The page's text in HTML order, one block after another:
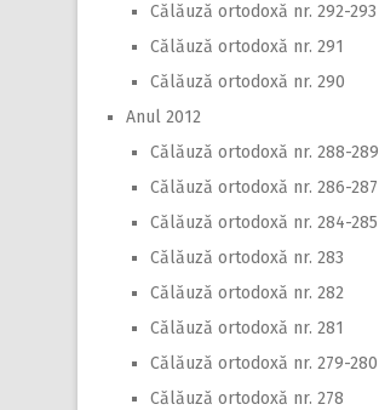
Călăuză ortodoxă nr. 292-293
Călăuză ortodoxă nr. 291
Călăuză ortodoxă nr. 290
Anul 2012
Călăuză ortodoxă nr. 288-289
Călăuză ortodoxă nr. 286-287
Călăuză ortodoxă nr. 284-285
Călăuză ortodoxă nr. 283
Călăuză ortodoxă nr. 282
Călăuză ortodoxă nr. 281
Călăuză ortodoxă nr. 279-280
Călăuză ortodoxă nr. 278